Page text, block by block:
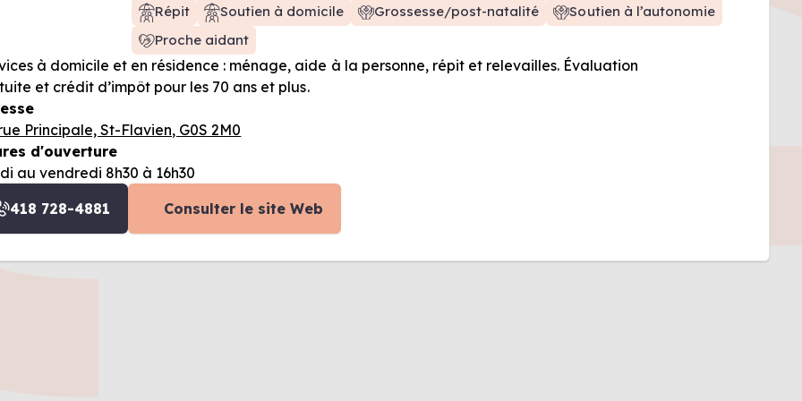
Répit Soutien à domicile Grossesse/post-natalité
Soutien à l’autonomie
Proche aidant
à domicile et en résidence : ménage, aide à la personne, répit et relevailles. Évaluation
et crédit d’impôt pour les 70 ans et plus.
Principale, St-Flavien, G0S 2M0
d'ouverture
au vendredi 8h30 à 16h30
418 728-4881
Consulter le site Web